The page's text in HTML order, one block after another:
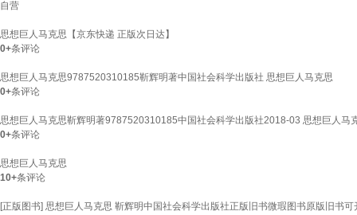
自营
思想巨人马克思【京东快递 正版次日达】
0+条评论
思想巨人马克思9787520310185靳辉明著中国社会科学出版社 思想巨人马克思
0+条评论
思想巨人马克思靳辉明著9787520310185中国社会科学出版社2018-03 思想巨人马
0+条评论
思想巨人马克思
10+条评论
[正版图书] 思想巨人马克思 靳辉明中国社会科学出版社正版旧书微瑕图书原版旧书可